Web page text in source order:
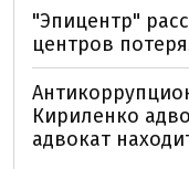
"Эпицентр"
центров
Кириленко
адвокат